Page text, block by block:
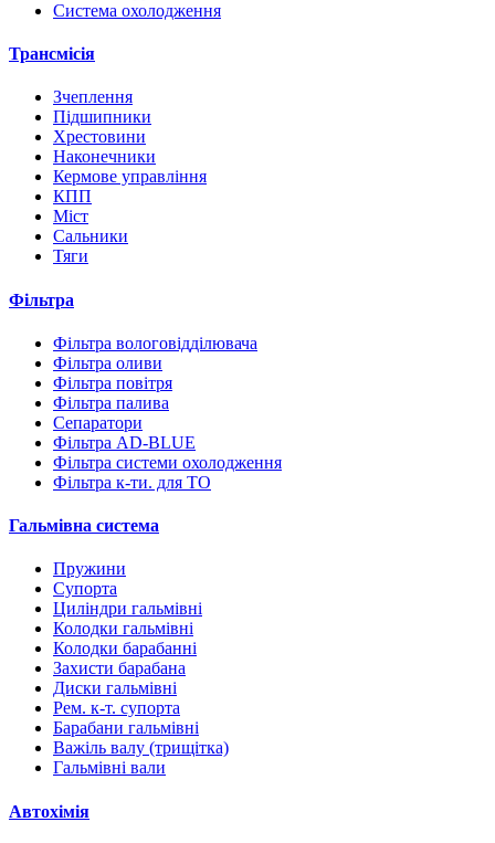
Система охолодження
Трансмісія
Зчеплення
Підшипники
Хрестовини
Наконечники
Кермове управління
КПП
Міст
Сальники
Тяги
Фільтра
Фільтра вологовідділювача
Фільтра оливи
Фільтра повітря
Фільтра палива
Сепаратори
Фільтра AD-BLUE
Фільтра системи охолодження
Фільтра к-ти. для ТО
Гальмівна система
Пружини
Супорта
Циліндри гальмівні
Колодки гальмівні
Колодки барабанні
Захисти барабана
Диски гальмівні
Рем. к-т. супорта
Барабани гальмівні
Важіль валу (трищітка)
Гальмівні вали
Автохімія